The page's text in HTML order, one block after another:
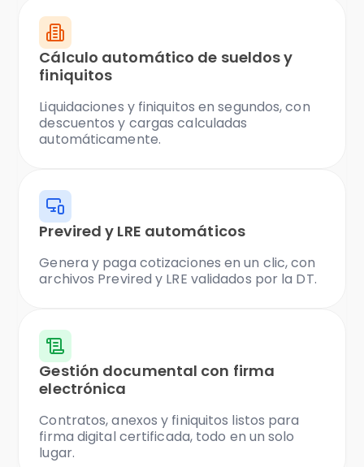
Cálculo automático de sueldos y
finiquitos
Liquidaciones y finiquitos en segundos, con
descuentos y cargas calculadas
automáticamente.
Previred y LRE automáticos
Genera y paga cotizaciones en un clic, con
archivos Previred y LRE validados por la DT.
Gestión documental con firma
electrónica
Contratos, anexos y finiquitos listos para
firma digital certificada, todo en un solo
lugar.